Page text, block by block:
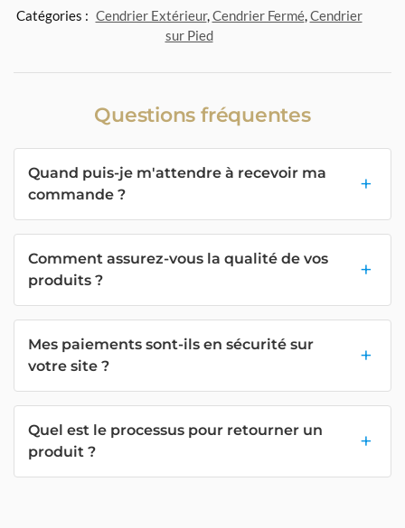
Catégories : Cendrier Extérieur,Cendrier Fermé,Cendrier
sur Pied
Questions fréquentes
Quand puis-je m'attendre à recevoir ma
commande ?
Comment assurez-vous la qualité de vos
produits ?
Mes paiements sont-ils en sécurité sur
votre site ?
Quel est le processus pour retourner un
produit ?